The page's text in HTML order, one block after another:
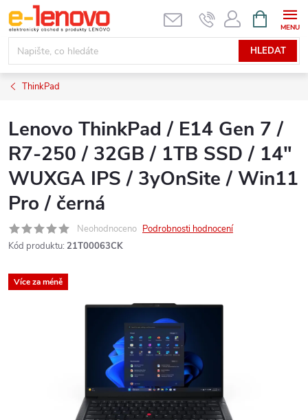
Přejít
na
obsah
HLEDAT
NÁKUPNÍ
KOŠÍK
ThinkPad
Lenovo ThinkPad / E14 Gen 7 /
R7-250 / 32GB / 1TB SSD / 14"
WUXGA IPS / 3yOnSite / Win11
Pro / černá
Neohodnoceno Podrobnosti hodnocení
Kód produktu: 21T00063CK
Více za méně